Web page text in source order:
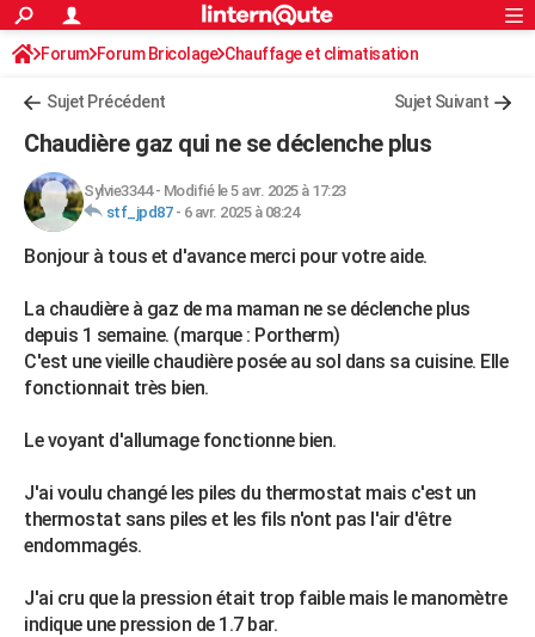
ACTUALITÉS
Politique
Société
Faits Divers
Education
Monde
Villes
+
FINANCE
Retraite
Impôts
Epargne
Immobilier
Risques naturels par ville
Banque
Assurance
Crédit
AUTO
Essais
Réserver un essai
Citadines
Berlines
SUV
Forum auto
+HIGH-TECH
Mobiles
Meilleur smartphone
Internet
Ordinateurs
Jeux vidéo
Guide high-tech
+BRICOLAGE
Forum
Aménagement intérieur
Extérieur
Cuisine
Salle de bains
Jardinage
Rangement
WEEK-END
Alimentation
Guide de la santé
Maladies
Médicaments
Sommeil
VOYAGE
Destinations
Voyage nature
Voyage de noces
GUIDES D'ACHAT
Rechercher
S'inscrire
Connexion
Forum Forum Bricolage Chauffage et climatisation
Chauffage Fuel / Gaz / Pétrole
Sujet Précédent Sujet Suivant
Chaudière gaz qui ne se déclenche plus
Sylvie3344- Modifié le 5 avr. 2025 à 17:23
stf_jpd87- 6 avr. 2025 à 08:24
Bonjour à tous et d'avance merci pour votre aide.
La chaudière à gaz de ma maman ne se déclenche plus
depuis 1 semaine. (marque : Portherm)
C'est une vieille chaudière posée au sol dans sa cuisine. Elle
fonctionnait très bien.
Le voyant d'allumage fonctionne bien.
J'ai voulu changé les piles du thermostat mais c'est un
thermostat sans piles et les fils n'ont pas l'air d'être
endommagés.
J'ai cru que la pression était trop faible mais le manomètre
indique une pression de 1.7 bar.